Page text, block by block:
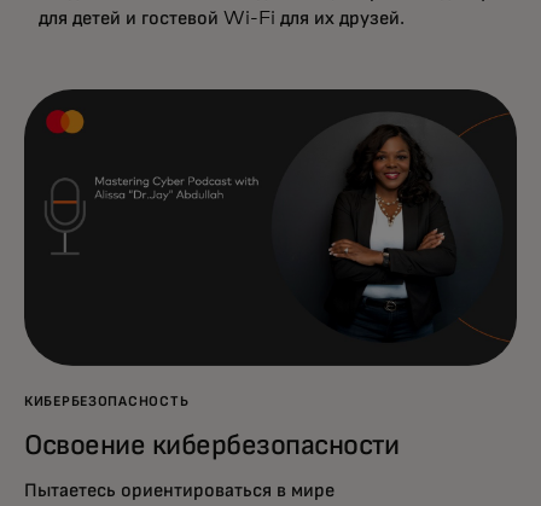
для детей и гостевой Wi-Fi для их друзей.
КИБЕРБЕЗОПАСНОСТЬ
Освоение кибербезопасности
Пытаетесь ориентироваться в мире